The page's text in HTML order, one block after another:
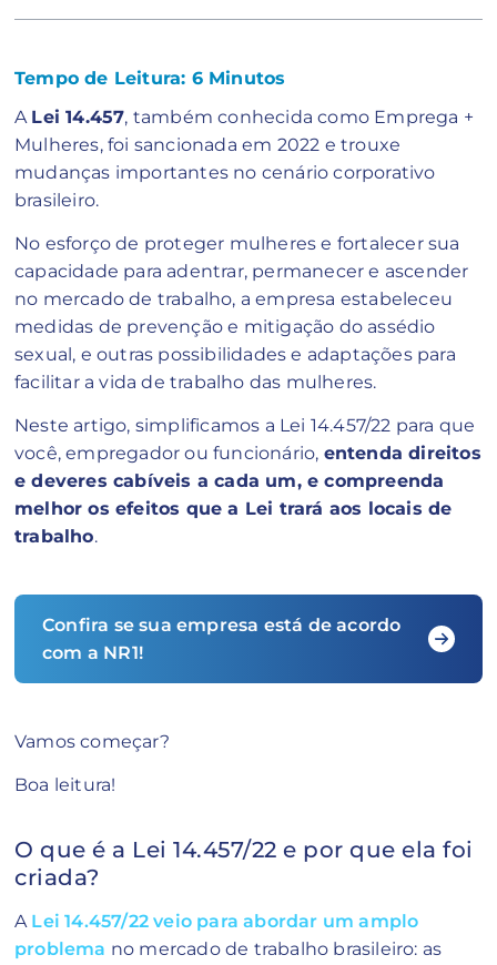
Tempo de Leitura: 6 Minutos
A Lei 14.457, também conhecida como Emprega +
Mulheres, foi sancionada em 2022 e trouxe
mudanças importantes no cenário corporativo
brasileiro.
No esforço de proteger mulheres e fortalecer sua
capacidade para adentrar, permanecer e ascender
no mercado de trabalho, a empresa estabeleceu
medidas de prevenção e mitigação do assédio
sexual, e outras possibilidades e adaptações para
facilitar a vida de trabalho das mulheres.
Neste artigo, simplificamos a Lei 14.457/22 para que
você, empregador ou funcionário, entenda direitos
e deveres cabíveis a cada um, e compreenda
melhor os efeitos que a Lei trará aos locais de
trabalho.
Confira se sua empresa está de acordo
com a NR1!
Vamos começar?
Boa leitura!
O que é a Lei 14.457/22 e por que ela foi
criada?
A Lei 14.457/22 veio para abordar um amplo
problema no mercado de trabalho brasileiro: as